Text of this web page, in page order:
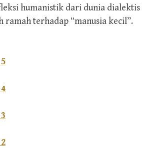
humanistik dari dunia dialektis
ramah terhadap “manusia kecil”.